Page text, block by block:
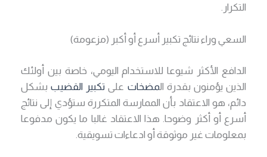
التكرار.
السعي وراء نتائج تكبير أسرع أو أكبر (مزعومة)
الدافع الأكثر شيوعا للاستخدام اليومي، خاصة بين أولئك
الذين يؤمنون بقدرة المضخات على تكبير القضيببشكل
دائم، هو الاعتقاد بأن الممارسة المتكررة ستؤدي إلى نتائج
أسرع أو أكثر وضوحا. هذا الاعتقاد غالبا ما يكون مدفوعا
بمعلومات غير موثوقة أو ادعاءات تسويقية.